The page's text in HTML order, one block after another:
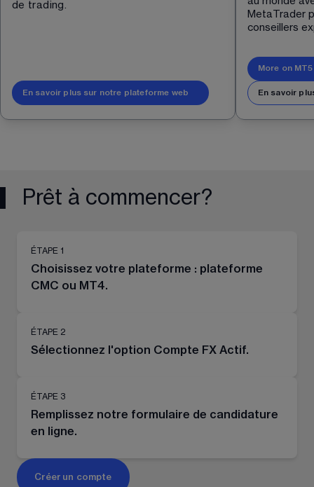
de trading.
En savoir plus sur notre plateforme web
MetaTrader
conseillers
More on
En savoir
Prêt à commencer?
ÉTAPE 1
Choisissez votre plateforme : plateforme
CMC ou MT4.
ÉTAPE 2
Sélectionnez l'option Compte FX Actif.
ÉTAPE 3
Remplissez notre formulaire de candidature
en ligne.
Créer un compte